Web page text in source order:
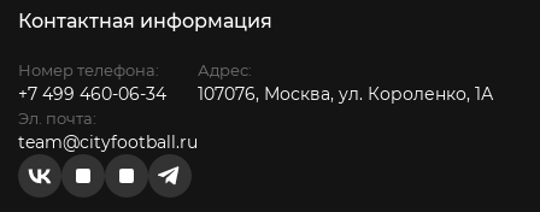
Контактная информация
Номер телефона:
+7 499 460-06-34
Эл. почта:
team@cityfootball.ru
Адрес:
107076, Москва, ул. Короленко, 1А